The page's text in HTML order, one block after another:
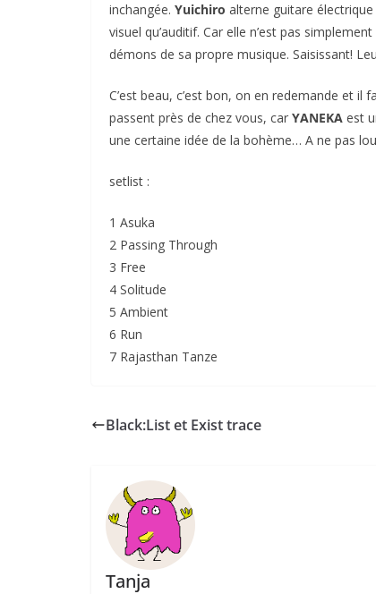
inchangée. Yuichiro alterne guitare
visuel qu’auditif. Car elle n’est pas
démons de sa propre musique. Saisissant!
C’est beau, c’est bon, on en redemande et il
passent près de chez vous, car YANEKA est
une certaine idée de la bohème… A ne pas
setlist :
1 Asuka
2 Passing Through
3 Free
4 Solitude
5 Ambient
6 Run
7 Rajasthan Tanze
Black:List et Exist trace
Tanja